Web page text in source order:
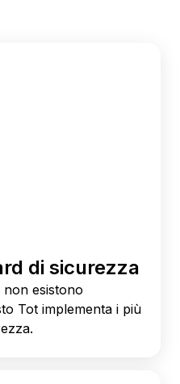
di sicurezza
non esistono
Tot implementa i più